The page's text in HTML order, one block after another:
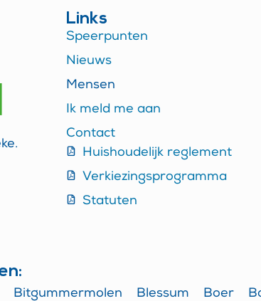
Links
Speerpunten
Nieuws
Mensen
Ik meld me aan
Contact
Huishoudelijk reglement
Verkiezingsprogramma
Statuten
Bitgummermolen Blessum Boer